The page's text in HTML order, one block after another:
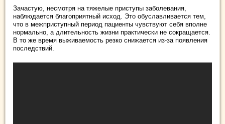
Зачастую, несмотря на тяжелые приступы заболевания,
наблюдается благоприятный исход. Это обуславливается тем,
что в межприступный период пациенты чувствуют себя вполне
нормально, а длительность жизни практически не сокращается.
В то же время выживаемость резко снижается из-за появления
последствий.